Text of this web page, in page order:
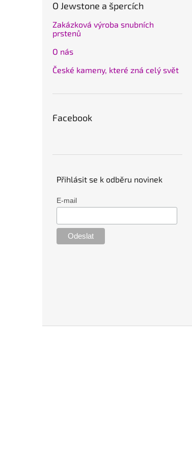
O Jewstone a špercích
Zakázková výroba snubních
prstenů
O nás
České kameny, které zná celý svět
Facebook
Přihlásit se k odběru novinek
E-mail